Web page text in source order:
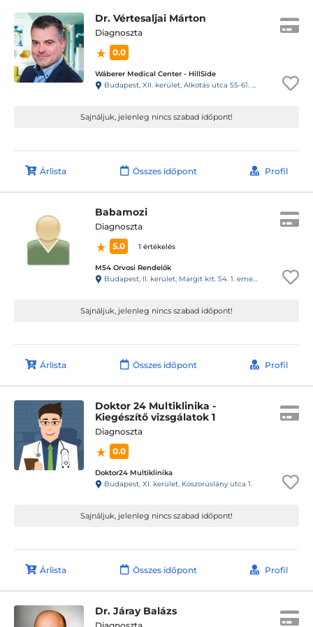
Dr. Vértesaljai Márton
Diagnoszta
0.0
Wáberer Medical Center - HillSide
Budapest, XII. kerület, Alkotás utca 55-61. Hillside
Sajnáljuk, jelenleg nincs szabad időpont!
Árlista Összes időpont Profil
Babamozi
Diagnoszta
5.0
1 értékelés
M54 Orvosi Rendelők
Budapest, II. kerület, Margit krt. 54. 1. emelet 1.
Sajnáljuk, jelenleg nincs szabad időpont!
Árlista Összes időpont Profil
Doktor 24 Multiklinika -
Kiegészítő vizsgálatok 1
Diagnoszta
0.0
Doktor24 Multiklinika
Budapest, XI. kerület, Koszorúslány utca 1.
Sajnáljuk, jelenleg nincs szabad időpont!
Árlista Összes időpont Profil
Dr. Járay Balázs